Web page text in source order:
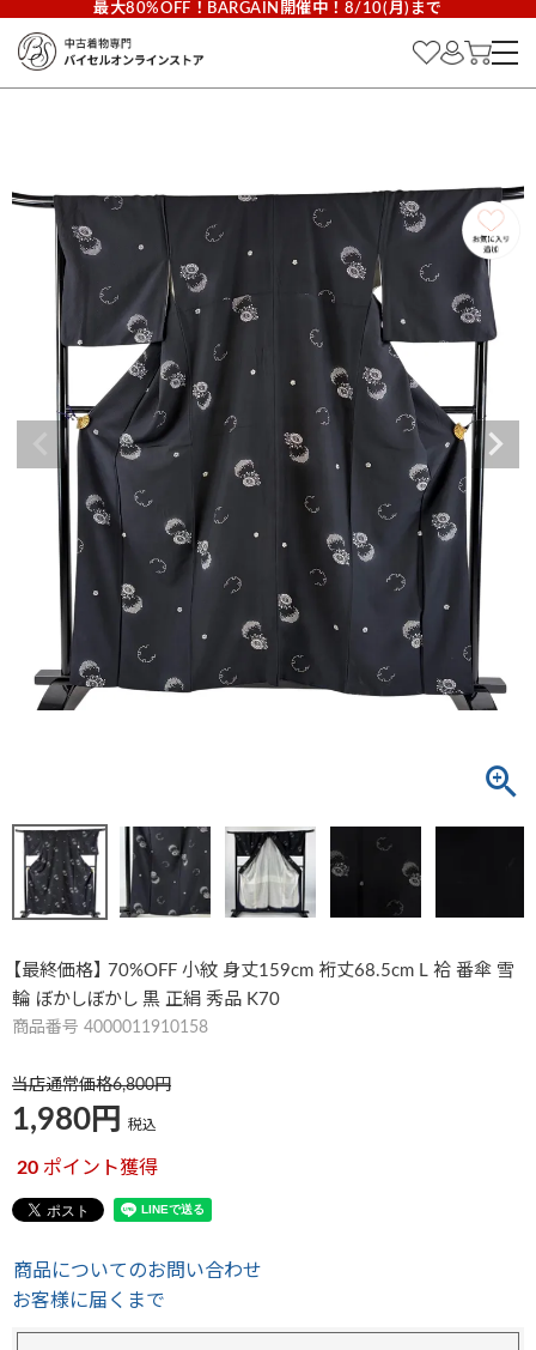
最大80%OFF！BARGAIN開催中！8/10(月)まで
【最終価格】 70%OFF 小紋 身丈159cm 裄丈68.5cm L 袷 番傘 雪
輪 ぼかしぼかし 黒 正絹 秀品 K70
商品番号 4000011910158
当店通常価格6,800
1,980 税込
20 ポイント獲得
商品についてのお問い合わせ
お客様に届くまで